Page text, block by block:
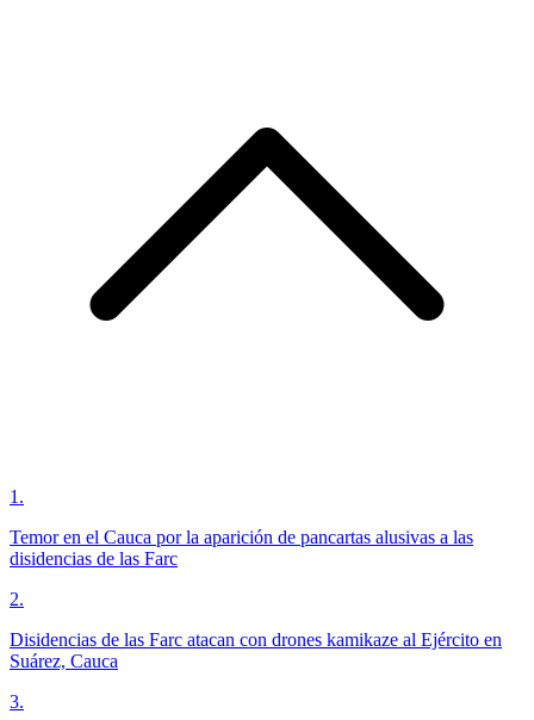
1 .
Temor en el Cauca por la aparición de pancartas alusivas a las
disidencias de las Farc
2.
Disidencias de las Farc atacan con drones kamikaze al Ejército en
Suárez, Cauca
3.